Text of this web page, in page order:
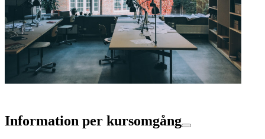
Information per kursomgång